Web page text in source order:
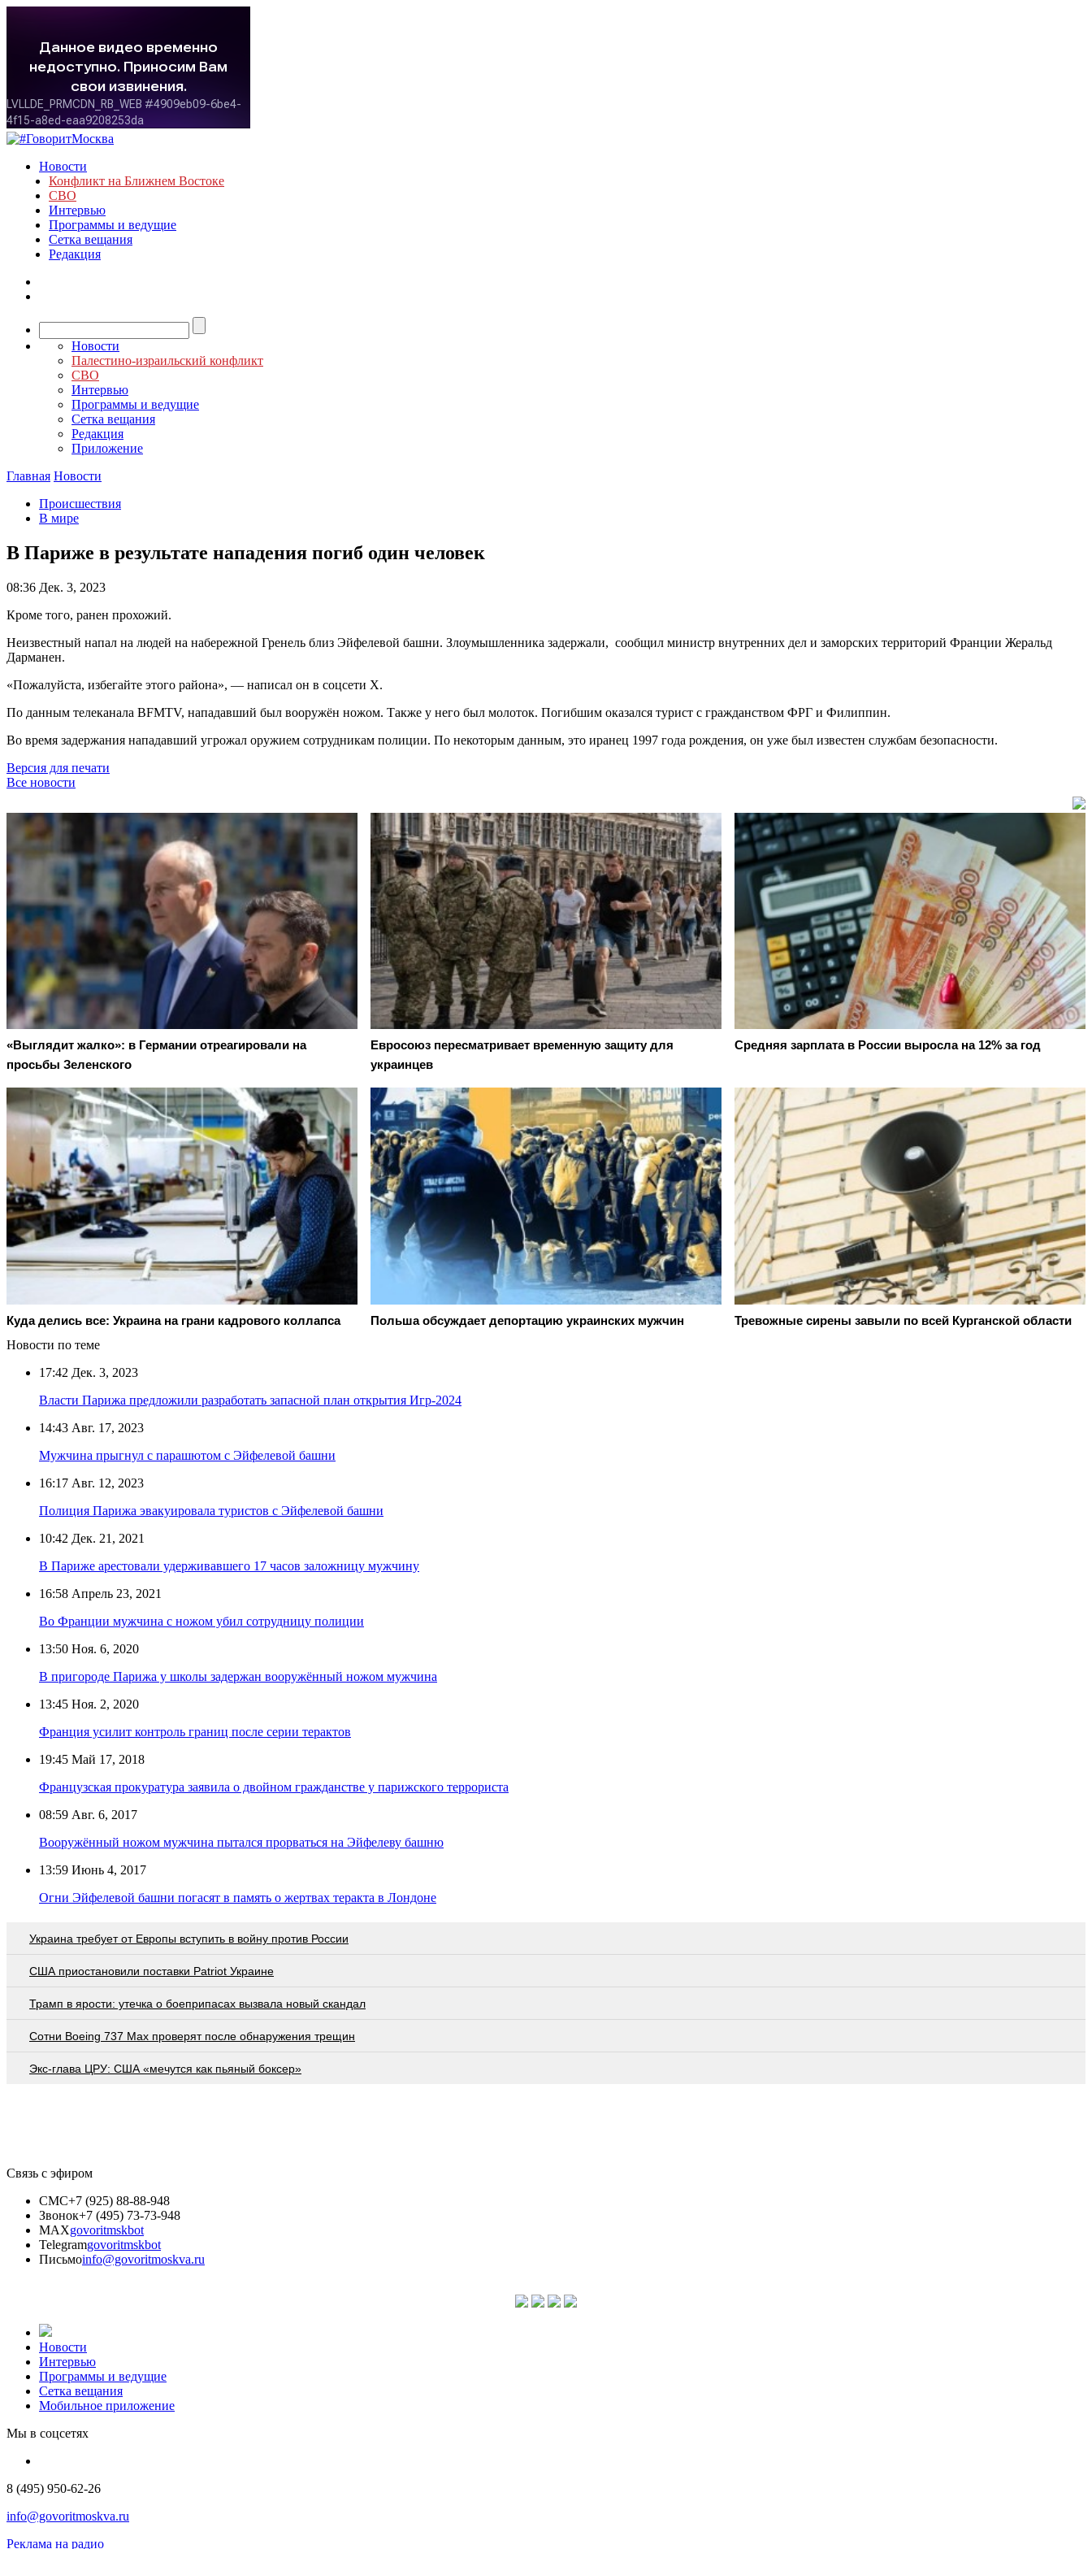
Новости
Конфликт на Ближнем Востоке
СВО
Интервью
Программы и ведущие
Сетка вещания
Редакция
Новости
Палестино-израильский конфликт
СВО
Интервью
Программы и ведущие
Сетка вещания
Редакция
Приложение
Главная Новости
Происшествия
В мире
В Париже в результате нападения погиб один человек
08:36 Дек. 3, 2023
Кроме того, ранен прохожий.
Неизвестный напал на людей на набережной Гренель близ Эйфелевой башни. Злоумышленника задержали, сообщил министр внутренних дел и заморских территорий Франции Жеральд
Дарманен.
«Пожалуйста, избегайте этого района», — написал он в соцсети X.
По данным телеканала BFMTV, нападавший был вооружён ножом. Также у него был молоток. Погибшим оказался турист с гражданством ФРГ и Филиппин.
Во время задержания нападавший угрожал оружием сотрудникам полиции. По некоторым данным, это иранец 1997 года рождения, он уже был известен службам безопасности.
Версия для печати
Все новости
«Выглядит жалко»: в Германии отреагировали на
просьбы Зеленского
Евросоюз пересматривает временную защиту для
украинцев
Средняя зарплата в России выросла на 12% за год
Куда делись все: Украина на грани кадрового коллапса Польша обсуждает депортацию украинских мужчин
Тревожные сирены завыли по всей Курганской области
Новости по теме
17:42 Дек. 3, 2023
Власти Парижа предложили разработать запасной план открытия Игр-2024
14:43 Авг. 17, 2023
Мужчина прыгнул с парашютом с Эйфелевой башни
16:17 Авг. 12, 2023
Полиция Парижа эвакуировала туристов с Эйфелевой башни
10:42 Дек. 21, 2021
В Париже арестовали удерживавшего 17 часов заложницу мужчину
16:58 Апрель 23, 2021
Во Франции мужчина с ножом убил сотрудницу полиции
13:50 Ноя. 6, 2020
В пригороде Парижа у школы задержан вооружённый ножом мужчина
13:45 Ноя. 2, 2020
Франция усилит контроль границ после серии терактов
19:45 Май 17, 2018
Французская прокуратура заявила о двойном гражданстве у парижского террориста
08:59 Авг. 6, 2017
Вооружённый ножом мужчина пытался прорваться на Эйфелеву башню
13:59 Июнь 4, 2017
Огни Эйфелевой башни погасят в память о жертвах теракта в Лондоне
Украина требует от Европы вступить в войну против России
США приостановили поставки Patriot Украине
Трамп в ярости: утечка о боеприпасах вызвала новый скандал
Сотни Boeing 737 Max проверят после обнаружения трещин
Экс-глава ЦРУ: США «мечутся как пьяный боксер»
Связь с эфиром
СМС+7 (925) 88-88-948
Звонок+7 (495) 73-73-948
MAXgovoritmskbot
Telegramgovoritmskbot
Письмоinfo@govoritmoskva.ru
Новости
Интервью
Программы и ведущие
Сетка вещания
Мобильное приложение
Мы в соцсетях
8 (495) 950-62-26
info@govoritmoskva.ru
Реклама на радио